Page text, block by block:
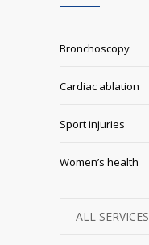
Bronchoscopy
Cardiac ablation
Sport injuries
Women’s health
ALL SERVICES